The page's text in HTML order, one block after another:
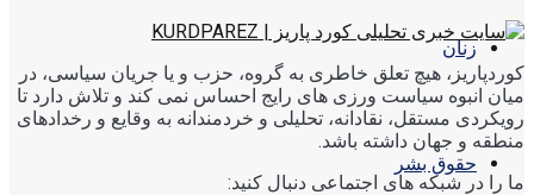
زنان
حقوق بشر
کوردپاریز، هیچ تعلق خاطری به گروه، حزب و یا جریان سیاسی، در
میان انبوه سیاست ورزی های رایج احساس نمی کند و تلاش دارد تا
رویکردی مستقل، نقادانه، تحلیلی و خردمندانه به وقایع و رخدادهای
منطقه و جهان داشته باشد.
ما را در شبکه های اجتماعی دنبال کنید: